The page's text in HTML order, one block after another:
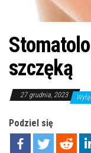
szczęką
27 grudnia, 2023
Podziel się